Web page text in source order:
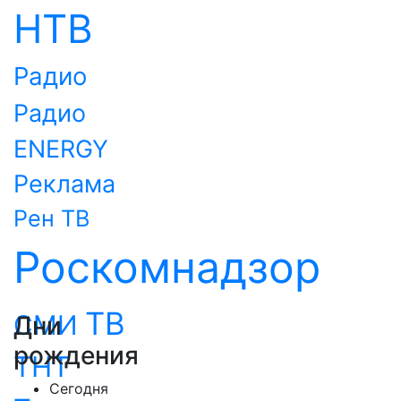
НТВ
Радио
Радио
ENERGY
Реклама
Рен ТВ
Роскомнадзор
СМИ ТВ
ТНТ
Дни
рождения
Сегодня